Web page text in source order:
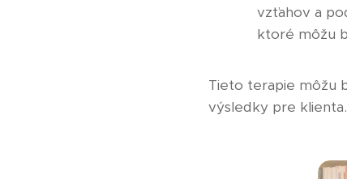
vzťahov a
ktoré môžu
Tieto terapie môžu
výsledky pre klienta.